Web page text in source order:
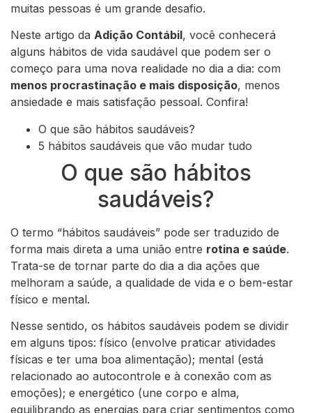
muitas pessoas é um grande desafio.
Neste artigo da Adição Contábil, você conhecerá
alguns hábitos de vida saudável que podem ser o
começo para uma nova realidade no dia a dia: com
menos procrastinação e mais disposição, menos
ansiedade e mais satisfação pessoal. Confira!
O que são hábitos saudáveis?
5 hábitos saudáveis que vão mudar tudo
O que são hábitos
saudáveis?
O termo “hábitos saudáveis” pode ser traduzido de
forma mais direta a uma união entre rotina e saúde.
Trata-se de tornar parte do dia a dia ações que
melhoram a saúde, a qualidade de vida e o bem-estar
físico e mental.
Nesse sentido, os hábitos saudáveis podem se dividir
em alguns tipos: físico (envolve praticar atividades
físicas e ter uma boa alimentação); mental (está
relacionado ao autocontrole e à conexão com as
emoções); e energético (une corpo e alma,
equilibrando as energias para criar sentimentos como